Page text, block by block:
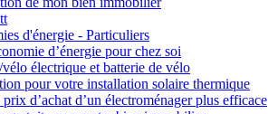
d'énergie - Particuliers
d’énergie pour chez soi
vélo électrique et batterie de vélo
pour votre installation solaire thermique
d’achat d’un électroménager plus efficace